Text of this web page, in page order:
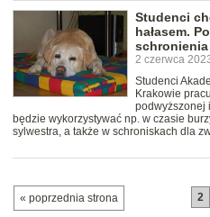
Studenci
hałasem.
schronienia
2 czerwca
Studenci
Krakowie
podwyższonej
będzie wykorzystywać np. w czasie
sylwestra, a także w schroniskach dla
« poprzednia strona 2